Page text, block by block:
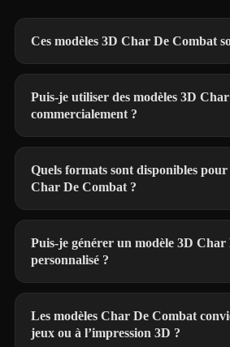
Ces modèles 3D Char De Combat
Puis-je utiliser des modèles 3D
commercialement ?
Quels formats sont disponibles pour
Char De Combat ?
Puis-je générer un modèle 3D Char
personnalisé ?
Les modèles Char De Combat
jeux ou à l’impression 3D ?